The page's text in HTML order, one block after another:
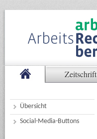
Zeitschrift
Übersicht
Social-Media-Buttons